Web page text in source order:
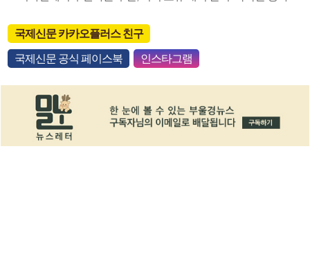
국제신문 카카오플러스 친구
국제신문 공식 페이스북 인스타그램